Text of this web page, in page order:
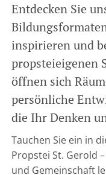
Entdecken Sie
inspirieren und
propsteieigenen
öffnen sich
persönliche
die Ihr Denken
Tauchen Sie ein in
Propstei St. Gerold
und Gemeinschaft